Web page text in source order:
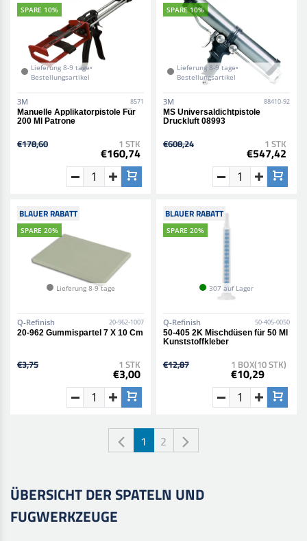
SPARE 10%
Lieferung 8-9 tage•
Bestellungsartikel
3M 8571
Manuelle Applikatorpistole Für
200 Ml Patrone
€178,60 1 STK
€160,74
SPARE 10%
Lieferung 8-9 tage•
Bestellungsartikel
3M 88410-92
MS Universaldichtpistole
Druckluft 08993
€608,24 1 STK
€547,42
BLAUER RABATT
SPARE 20%
Lieferung 8-9 tage
Q-Refinish 20-962-1007
20-962 Gummispartel 7 X 10 Cm
€3,75 1 STK
€3,00
BLAUER RABATT
SPARE 20%
307 auf Lager
Q-Refinish 50-405-0050
50-405 2K Mischdüsen für 50 Ml
Kunststoffkleber
€12,87 1 BOX(10 STK)
€10,29
1 2
ÜBERSICHT DER SPATELN UND
FUGWERKZEUGE